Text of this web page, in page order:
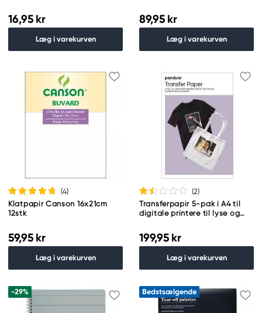
16,95 kr
Læg i varekurven
89,95 kr
Læg i varekurven
(4)
Klatpapir Canson 16x21cm
12stk
59,95 kr
Læg i varekurven
(2)
Transferpapir 5-pak i A4 til
digitale printere til lyse og
199,95 kr
Læg i varekurven
-29% Bedstsælgende